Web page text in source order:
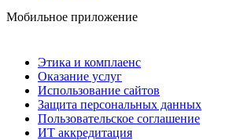
Мобильное приложение
Этика и комплаенс
Оказание услуг
Использование сайтов
Защита персональных данных
Пользовательское соглашение
ИТ аккредитация